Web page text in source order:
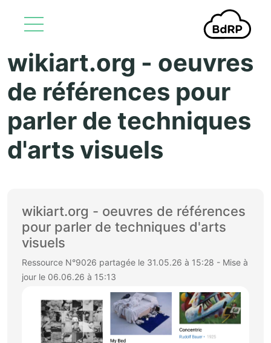
Aller au contenu principal
wikiart.org - oeuvres
de références pour
parler de techniques
d'arts visuels
wikiart.org - oeuvres de références
pour parler de techniques d'arts
visuels
Ressource N°9026 partagée le 31.05.26 à 15:28 - Mise à
jour le 06.06.26 à 15:13